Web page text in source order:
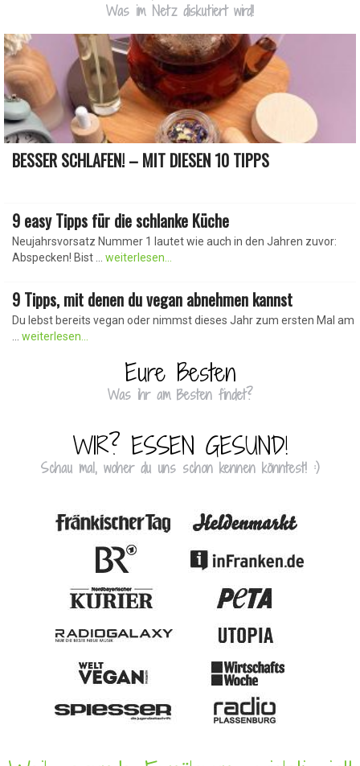
Hier bekommst Du Deine Trinkmotivation! Es ist für
unsere Gesundheit ...weiterlesen...
Was im Netz diskutiert wird!
BESSER SCHLAFEN! – MIT DIESEN 10 TIPPS
Gut schlafen will gelernt sein! Hierzulande leiden circa 25
9 easy Tipps für die schlanke Küche
Neujahrsvorsatz Nummer 1 lautet wie auch in den Jahren zuvor:
Abspecken! Bist ... weiterlesen...
9 Tipps, mit denen du vegan abnehmen kannst
Du lebst bereits vegan oder nimmst dieses Jahr zum ersten Mal am
weiterlesen...
Eure Besten
Was ihr am Besten findet?
WIR? ESSEN GESUND!
Schau mal, woher du uns schon kennen könntest! :)